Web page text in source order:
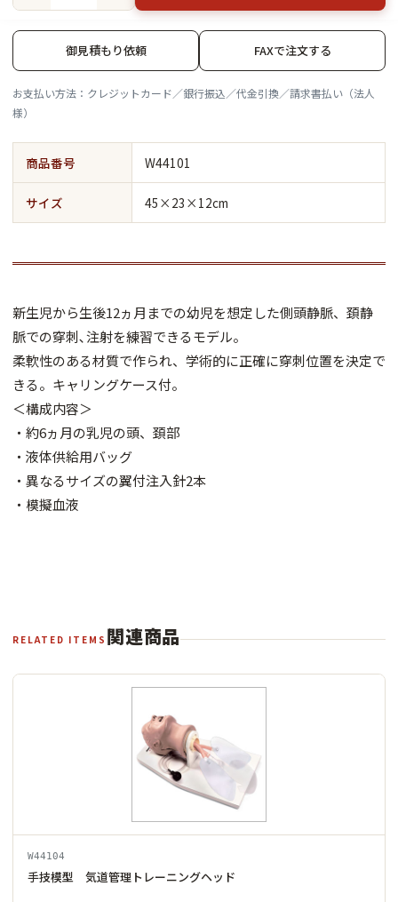
御見積もり依頼 FAXで注文する
お支払い方法：クレジットカード／銀行振込／代金引換／請求書払い（法人
様）
商品番号 W44101
サイズ 45×23×12cm
新生児から生後12ヵ月までの幼児を想定した側頭静脈、頚静
脈での穿刺､注射を練習できるモデル。
柔軟性のある材質で作られ、学術的に正確に穿刺位置を決定で
きる。キャリングケース付。
＜構成内容＞
・約6ヵ月の乳児の頭、頚部
・液体供給用バッグ
・異なるサイズの翼付注入針2本
・模擬血液
RELATED ITEMS 関連商品
W44104
手技模型 気道管理トレーニングヘッド